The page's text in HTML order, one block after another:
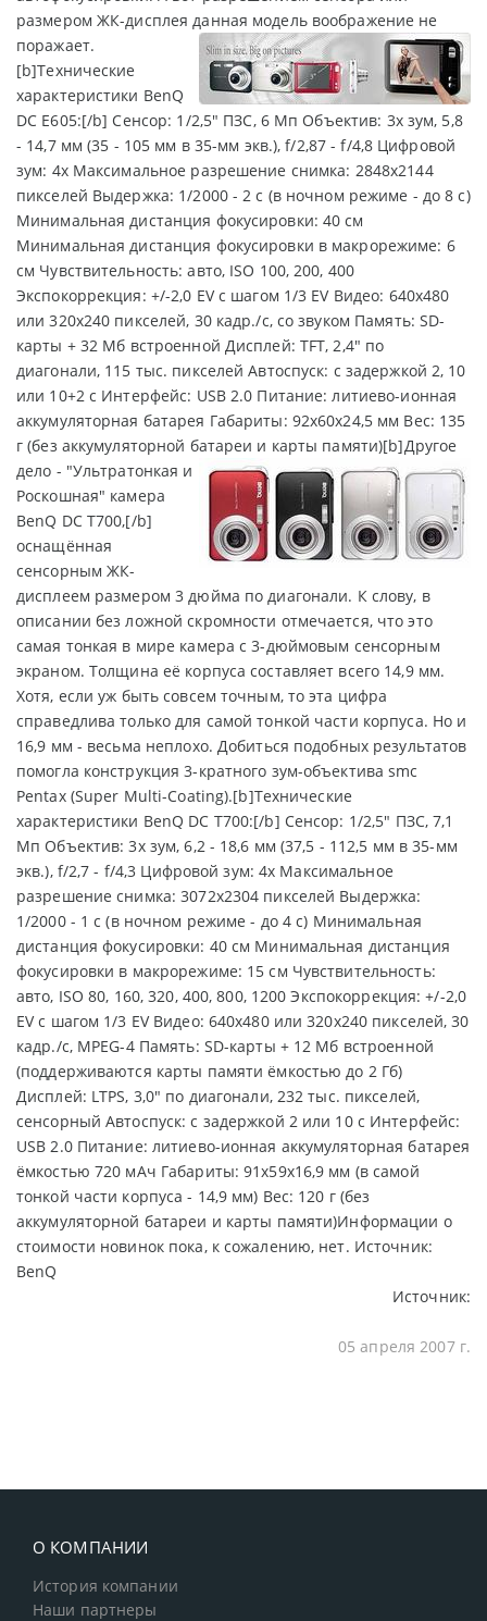
размером ЖК-дисплея данная модель воображение не
поражает.
[b]Технические
характеристики BenQ
DC E605:[/b] Сенсор: 1/2,5" ПЗС, 6 Мп Объектив: 3х зум, 5,8
- 14,7 мм (35 - 105 мм в 35-мм экв.), f/2,87 - f/4,8 Цифровой
зум: 4х Максимальное разрешение снимка: 2848х2144
пикселей Выдержка: 1/2000 - 2 с (в ночном режиме - до 8 с)
Минимальная дистанция фокусировки: 40 см
Минимальная дистанция фокусировки в макрорежиме: 6
см Чувствительность: авто, ISO 100, 200, 400
Экспокоррекция: +/-2,0 EV с шагом 1/3 EV Видео: 640х480
или 320х240 пикселей, 30 кадр./с, со звуком Память: SD-
карты + 32 Мб встроенной Дисплей: TFT, 2,4" по
диагонали, 115 тыс. пикселей Автоспуск: с задержкой 2, 10
или 10+2 с Интерфейс: USB 2.0 Питание: литиево-ионная
аккумуляторная батарея Габариты: 92х60х24,5 мм Вес: 135
г (без аккумуляторной батареи и карты памяти)[b]Другое
дело - "Ультратонкая и
Роскошная" камера
BenQ DC T700,[/b]
оснащённая
сенсорным ЖК-
дисплеем размером 3 дюйма по диагонали. К слову, в
описании без ложной скромности отмечается, что это
самая тонкая в мире камера с 3-дюймовым сенсорным
экраном. Толщина её корпуса составляет всего 14,9 мм.
Хотя, если уж быть совсем точным, то эта цифра
справедлива только для самой тонкой части корпуса. Но и
16,9 мм - весьма неплохо. Добиться подобных результатов
помогла конструкция 3-кратного зум-объектива smc
Pentax (Super Multi-Coating).[b]Технические
характеристики BenQ DC T700:[/b] Сенсор: 1/2,5" ПЗС, 7,1
Мп Объектив: 3х зум, 6,2 - 18,6 мм (37,5 - 112,5 мм в 35-мм
экв.), f/2,7 - f/4,3 Цифровой зум: 4х Максимальное
разрешение снимка: 3072х2304 пикселей Выдержка:
1/2000 - 1 с (в ночном режиме - до 4 с) Минимальная
дистанция фокусировки: 40 см Минимальная дистанция
фокусировки в макрорежиме: 15 см Чувствительность:
авто, ISO 80, 160, 320, 400, 800, 1200 Экспокоррекция: +/-2,0
EV с шагом 1/3 EV Видео: 640х480 или 320х240 пикселей, 30
кадр./с, MPEG-4 Память: SD-карты + 12 Мб встроенной
(поддерживаются карты памяти ёмкостью до 2 Гб)
Дисплей: LTPS, 3,0" по диагонали, 232 тыс. пикселей,
сенсорный Автоспуск: с задержкой 2 или 10 с Интерфейс:
USB 2.0 Питание: литиево-ионная аккумуляторная батарея
ёмкостью 720 мАч Габариты: 91х59х16,9 мм (в самой
тонкой части корпуса - 14,9 мм) Вес: 120 г (без
аккумуляторной батареи и карты памяти)Информации о
стоимости новинок пока, к сожалению, нет. Источник:
BenQ
Источник:
05 апреля 2007 г.
О КОМПАНИИ
История компании
Наши партнеры